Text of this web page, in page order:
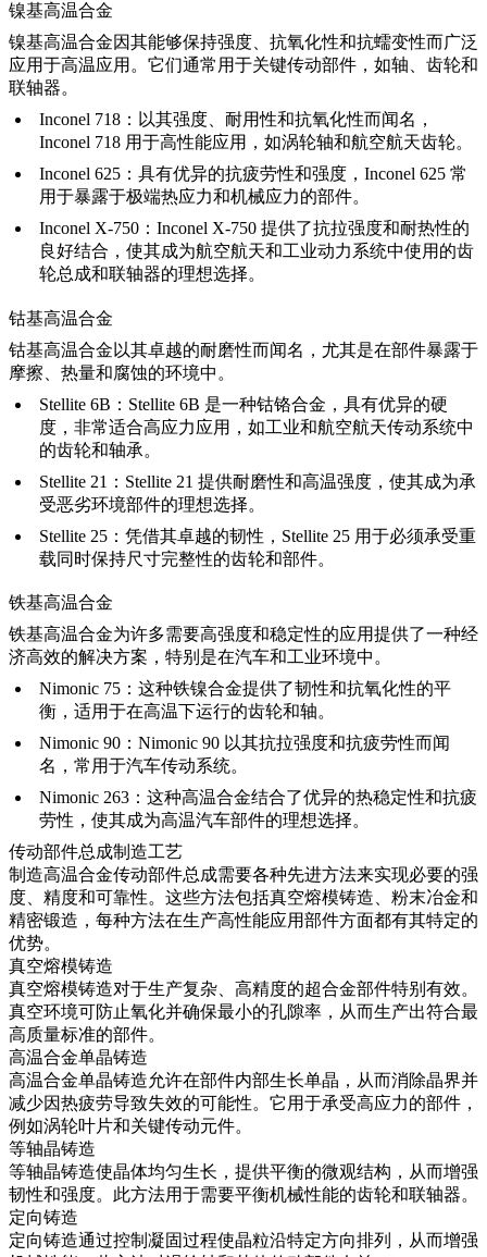
镍基高温合金
镍基高温合金因其能够保持强度、抗氧化性和抗蠕变性而广泛
应用于高温应用。它们通常用于关键传动部件，如轴、齿轮和
联轴器。
Inconel 718 ：以其强度、耐用性和抗氧化性而闻名，
Inconel 718 用于高性能应用，如涡轮轴和航空航天齿轮。
Inconel 625 ：具有优异的抗疲劳性和强度，Inconel 625 常
用于暴露于极端热应力和机械应力的部件。
Inconel X-750 ：Inconel X-750 提供了抗拉强度和耐热性的
良好结合，使其成为航空航天和工业动力系统中使用的齿
轮总成和联轴器的理想选择。
钴基高温合金
钴基高温合金以其卓越的耐磨性而闻名，尤其是在部件暴露于
摩擦、热量和腐蚀的环境中。
Stellite 6B ：Stellite 6B 是一种钴铬合金，具有优异的硬
度，非常适合高应力应用，如工业和航空航天传动系统中
的齿轮和轴承。
Stellite 21 ：Stellite 21 提供耐磨性和高温强度，使其成为承
受恶劣环境部件的理想选择。
Stellite 25 ：凭借其卓越的韧性，Stellite 25 用于必须承受重
载同时保持尺寸完整性的齿轮和部件。
铁基高温合金
铁基高温合金为许多需要高强度和稳定性的应用提供了一种经
济高效的解决方案，特别是在汽车和工业环境中。
Nimonic 75 ：这种铁镍合金提供了韧性和抗氧化性的平
衡，适用于在高温下运行的齿轮和轴。
Nimonic 90 ：Nimonic 90 以其抗拉强度和抗疲劳性而闻
名，常用于汽车传动系统。
Nimonic 263 ：这种高温合金结合了优异的热稳定性和抗疲
劳性，使其成为高温汽车部件的理想选择。
传动部件总成制造工艺
制造高温合金传动部件总成需要各种先进方法来实现必要的强
度、精度和可靠性。这些方法包括真空熔模铸造 粉末冶金和
精密锻造 ，每种方法在生产高性能应用部件方面都有其特定的
优势。
真空熔模铸造
真空熔模铸造对于生产复杂、高精度的超合金部件特别有效。
真空环境可防止氧化并确保最小的孔隙率，从而生产出符合最
高质量标准的部件。
高温合金单晶铸造
高温合金单晶铸造允许在部件内部生长单晶，从而消除晶界并
减少因热疲劳导致失效的可能性。它用于承受高应力的部件，
例如涡轮叶片和关键传动元件。
等轴晶铸造
等轴晶铸造使晶体均匀生长，提供平衡的微观结构，从而增强
韧性和强度。此方法用于需要平衡机械性能的齿轮和联轴器。
定向铸造
定向铸造通过控制凝固过程使晶粒沿特定方向排列，从而增强